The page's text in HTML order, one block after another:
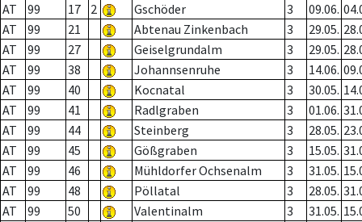
AT
99 17 2 Gschöder 3 09.06.
AT
99 21 Abtenau Zinkenbach 3 29.05.
AT
99 27 Geiselgrundalm 3 29.05.
AT
99 38 Johannsenruhe 3 14.06.
AT
99 40 Kocnatal 3 30.05.
AT
99 41 Radlgraben 3 01.06.
AT
99 44 Steinberg 3 28.05.
AT
99 45 Gößgraben 3 15.05.
AT
99 46 Mühldorfer Ochsenalm 3 31.05.
AT
99 48 Pöllatal 3 28.05.
AT
99 50 Valentinalm 3 31.05.